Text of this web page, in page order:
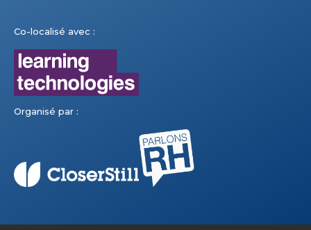
Co-localisé avec :
Organisé par :